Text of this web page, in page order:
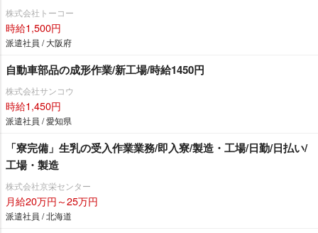
株式会社トーコー
時給1,500円
派遣社員 / 大阪府
自動車部品の成形作業/新工場/時給1450円
株式会社サンコウ
時給1,450円
派遣社員 / 愛知県
「寮完備」生乳の受入作業業務/即入寮/製造・工場/日勤/日払い/
工場・製造
株式会社京栄センター
月給20万円～25万円
派遣社員 / 北海道